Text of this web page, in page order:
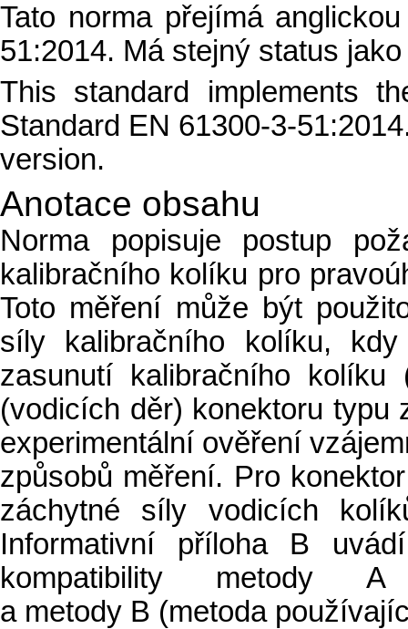
Tato norma přejímá
51:2014. Má stejný status
This standard implements
Standard EN 61300-3-
version.
Anotace obsahu
Norma popisuje postup
kalibračního kolíku pro
Toto měření může být
síly kalibračního kolíku,
zasunutí kalibračního
(vodicích děr) konektoru typu
experimentální ověření
způsobů měření. Pro
záchytné síly vodicích
Informativní příloha B
kompatibility metody
a metody B (metoda